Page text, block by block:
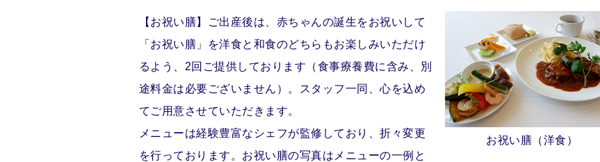
【お祝い膳】ご出産後は、赤ちゃんの誕生をお祝いして
「お祝い膳」を洋食と和食のどちらもお楽しみいただけ
るよう、2回ご提供しております（食事療養費に含み、別
途料金は必要ございません）。スタッフ一同、心を込め
てご用意させていただきます。
メニューは経験豊富なシェフが監修しており、折々変更
を行っております。お祝い膳の写真はメニューの一例と
お祝い膳（洋食）